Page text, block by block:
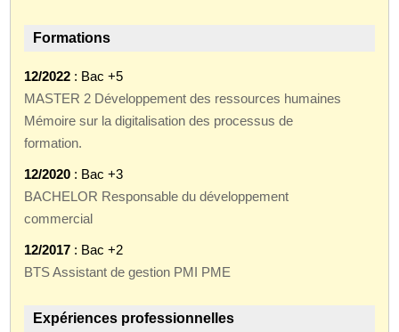
Formations
12/2022 : Bac +5
MASTER 2 Développement des ressources humaines
Mémoire sur la digitalisation des processus de
formation.
12/2020 : Bac +3
BACHELOR Responsable du développement
commercial
12/2017 : Bac +2
BTS Assistant de gestion PMI PME
Expériences professionnelles